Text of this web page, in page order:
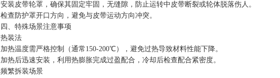
安装皮带轮罩，确保其固定牢固，无缝隙，防止运转中皮带断裂或轮体脱落伤人。
检查防护罩开口方向，避免与皮带运动方向冲突。
四、特殊场景注意事项
热装法
加热温度需严格控制（通常150-200℃），避免过热导致材料性能下降。
加热后迅速安装，利用热膨胀完成过盈配合，冷却后检查配合紧密度。
频繁拆装场景